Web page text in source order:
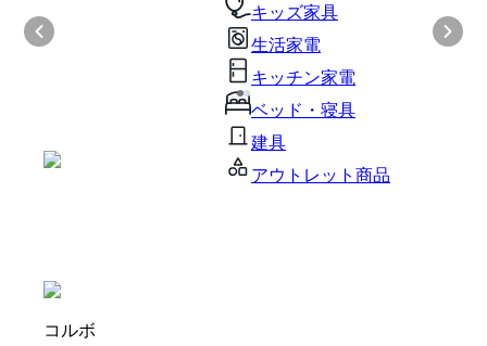
キッズ家具
生活家電
キッチン家電
ベッド・寝具
建具
アウトレット商品
コルボ